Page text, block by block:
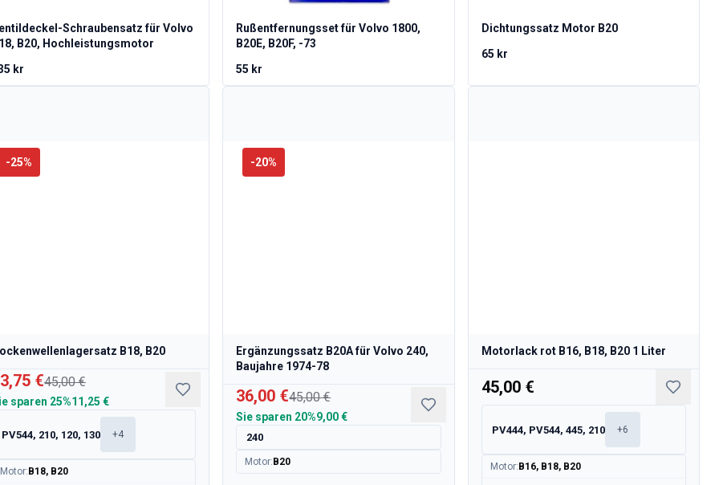
Schraubensatz für Volvo
B20, Hochleistungsmotor
kr
Rußentfernungsset für Volvo 1800,
B20E, B20F, -73
55 kr
Dichtungssatz Motor B20
65 kr
-25%
B18, B20
€45,00 €
sparen 25%11,25 €
PV544, 210, 120, 130 +4
Motor: B18, B20
-20%
Ergänzungssatz B20A für Volvo 240,
Baujahre 1974-78
36,00 €45,00 €
Sie sparen 20%9,00 €
240
Motor: B20
Motorlack rot B16, B18, B20 1 Liter
45,00 €
PV444, PV544, 445, 210 +6
Motor: B16, B18, B20